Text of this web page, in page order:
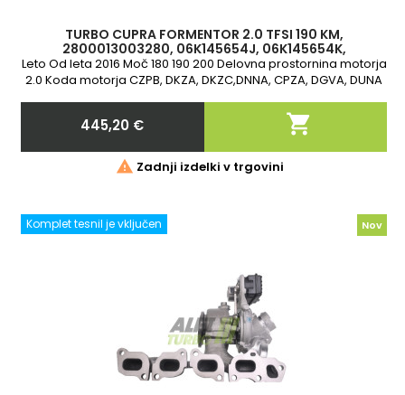
TURBO CUPRA FORMENTOR 2.0 TFSI 190 KM,
2800013003280, 06K145654J, 06K145654K,
06K145654L, 06K145654M, 06K145654G, 06K145061B
Leto Od leta 2016 Moč 180 190 200 Delovna prostornina motorja
2.0 Koda motorja CZPB, DKZA, DKZC,DNNA, CPZA, DGVA, DUNA
Cena
445,20 € 
 Zadnji izdelki v trgovini
Komplet tesnil je vključen Nov